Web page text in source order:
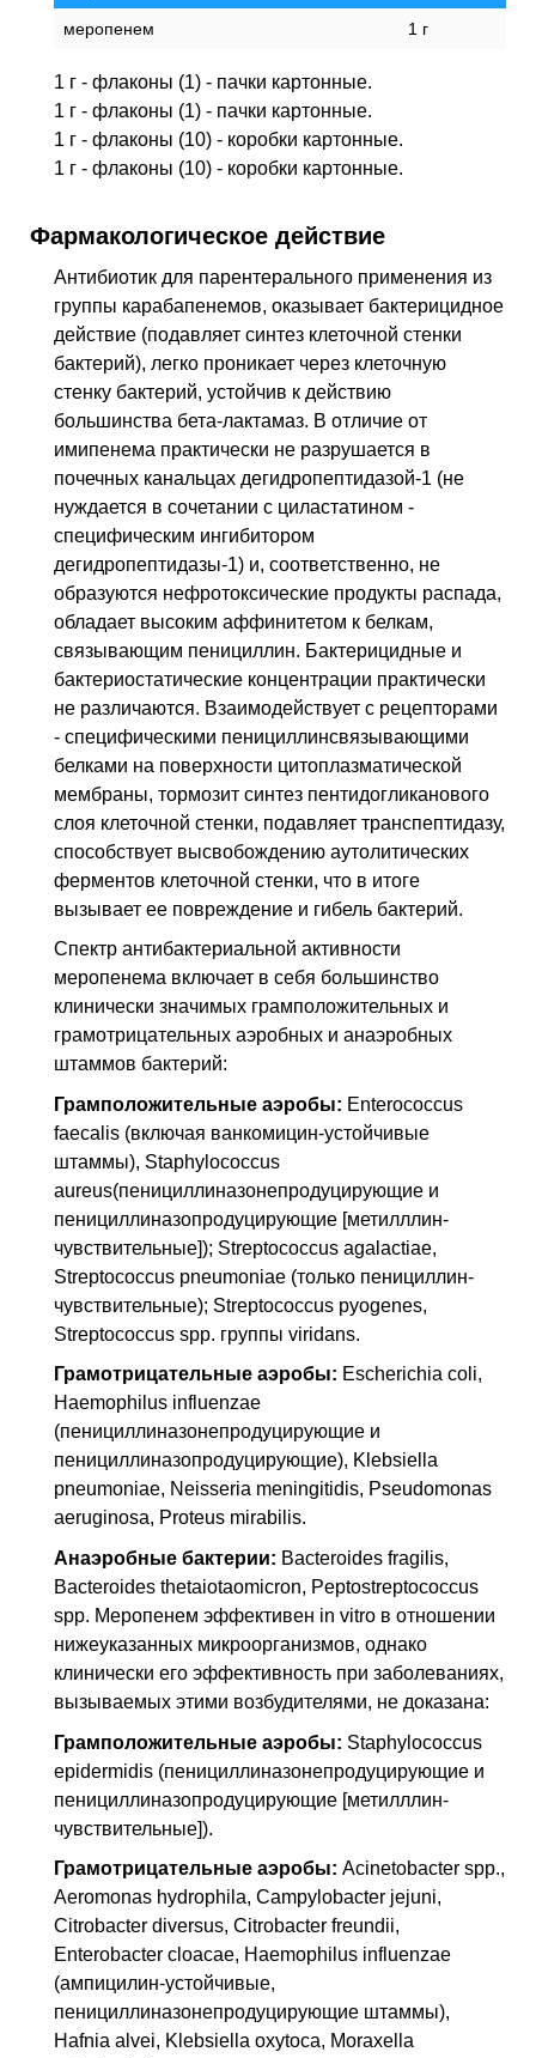
меропенем 1 г
1 г - флаконы (1) - пачки картонные.
1 г - флаконы (1) - пачки картонные.
1 г - флаконы (10) - коробки картонные.
1 г - флаконы (10) - коробки картонные.
Фармакологическое действие
Антибиотик для парентерального применения из
группы карабапенемов, оказывает бактерицидное
действие (подавляет синтез клеточной стенки
бактерий), легко проникает через клеточную
стенку бактерий, устойчив к действию
большинства бета-лактамаз. В отличие от
имипенема практически не разрушается в
почечных канальцах дегидропептидазой-1 (не
нуждается в сочетании с циластатином -
специфическим ингибитором
дегидропептидазы-1) и, соответственно, не
образуются нефротоксические продукты распада,
обладает высоким аффинитетом к белкам,
связывающим пенициллин. Бактерицидные и
бактериостатические концентрации практически
не различаются. Взаимодействует с рецепторами
- специфическими пенициллинсвязывающими
белками на поверхности цитоплазматической
мембраны, тормозит синтез пентидогликанового
слоя клеточной стенки, подавляет транспептидазу,
способствует высвобождению аутолитических
ферментов клеточной стенки, что в итоге
вызывает ее повреждение и гибель бактерий.
Спектр антибактериальной активности
меропенема включает в себя большинство
клинически значимых грамположительных и
грамотрицательных аэробных и анаэробных
штаммов бактерий:
Грамположительные аэробы: Enterococcus
faecalis (включая ванкомицин-устойчивые
штаммы), Staphylococcus
aureus(пенициллиназонепродуцирующие и
пенициллиназопродуцирующие [метилллин-
чувствительные]); Streptococcus agalactiae,
Streptococcus pneumoniae (только пенициллин-
чувствительные); Streptococcus pyogenes,
Streptococcus spp. группы viridans.
Грамотрицательные аэробы: Escherichia coli,
Haemophilus influenzae
(пенициллиназонепродуцирующие и
пенициллиназопродуцирующие), Klebsiella
pneumoniae, Neisseria meningitidis, Pseudomonas
aeruginosa, Proteus mirabilis.
Анаэробные бактерии: Bacteroides fragilis,
Bacteroides thetaiotaomicron, Peptostreptococcus
spp. Меропенем эффективен in vitro в отношении
нижеуказанных микроорганизмов, однако
клинически его эффективность при заболеваниях,
вызываемых этими возбудителями, не доказана:
Грамположительные аэробы: Staphylococcus
epidermidis (пенициллиназонепродуцирующие и
пенициллиназопродуцирующие [метилллин-
чувствительные]).
Грамотрицательные аэробы: Acinetobacter spp.,
Aeromonas hydrophila, Campylobacter jejuni,
Citrobacter diversus, Citrobacter freundii,
Enterobacter cloacae, Haemophilus influenzae
(ампицилин-устойчивые,
пенициллиназонепродуцирующие штаммы),
Hafnia alvei, Klebsiella oxytoca, Moraxella